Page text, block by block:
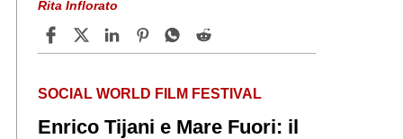
Rita Inflorato
SOCIAL WORLD FILM FESTIVAL
Enrico Tijani e Mare Fuori: il